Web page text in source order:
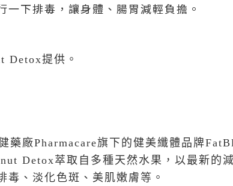
一下排毒，讓身體、腸胃減輕負擔。
Detox提供。
藥廠Pharmacare旗下的健美纖體品牌
Detox萃取自多種天然水果，以最新的
毒、淡化色斑、美肌嫩膚等。